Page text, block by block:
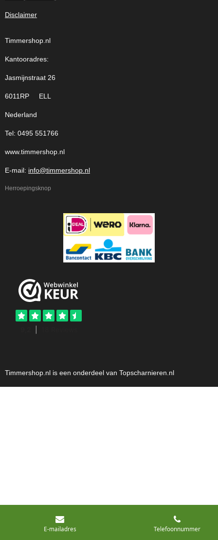
Disclaimer
Timmershop.nl
Kantooradres:
Jasmijnstraat 26
6011RP ELL
Nederland
Tel: 0495 551766
www.timmershop.nl
E-mail: info@timmershop.nl
Herroepingsknop
Timmershop.nl is een onderdeel van Topscharnieren.nl
E-mailadres Telefoonnummer